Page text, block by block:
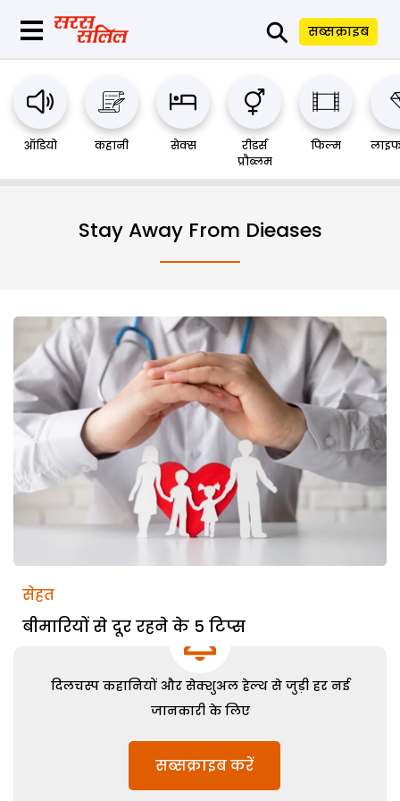
⚲ सब्सक्राइब
ऑडियो कहानी सेक्स
रीडर्स
प्रौब्लम
फिल्म
Stay Away From Dieases
सेहत
बीमारियों से दूर रहने के 5 टिप्स
दिलचस्प कहानियों और सेक्शुअल हेल्थ से जुड़ी हर नई
जानकारी के लिए
सब्सक्राइब करें